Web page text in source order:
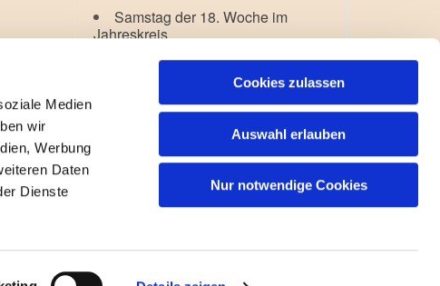
Medien
wir
Werbung
Daten
Dienste
Cookies zulassen
Auswahl erlauben
Nur notwendige Cookies
Samstag der 18. Woche im
Jahreskreis
Lesejahr: A II, Stb: II. Woche
Login